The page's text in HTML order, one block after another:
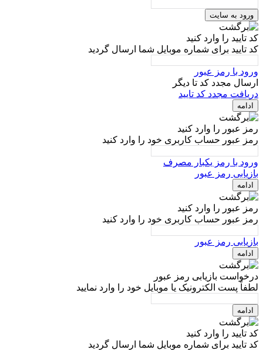
ورود به سایت
کد تایید را وارد کنید
کد تایید برای شماره موبایل شما ارسال گردید
ورود با رمز عبور
ارسال مجدد کد تا دیگر
دریافت مجدد کد تایید
ادامه
رمز عبور را وارد کنید
رمز عبور حساب کاربری خود را وارد کنید
ورود با رمز یکبار مصرف
بازیابی رمز عبور
ادامه
رمز عبور را وارد کنید
رمز عبور حساب کاربری خود را وارد کنید
بازیابی رمز عبور
ادامه
درخواست بازیابی رمز عبور
لطفاً پست الکترونیک یا موبایل خود را وارد نمایید
ادامه
کد تایید را وارد کنید
کد تایید برای شماره موبایل شما ارسال گردید